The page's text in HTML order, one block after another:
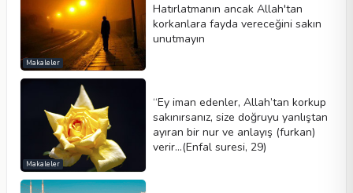
Makaleler
Hatırlatmanın ancak Allah'tan
korkanlara fayda vereceğini sakın
unutmayın
Makaleler
“Ey iman edenler, Allah’tan korkup
sakınırsanız, size doğruyu yanlıştan
ayıran bir nur ve anlayış (furkan)
verir…(Enfal suresi, 29)